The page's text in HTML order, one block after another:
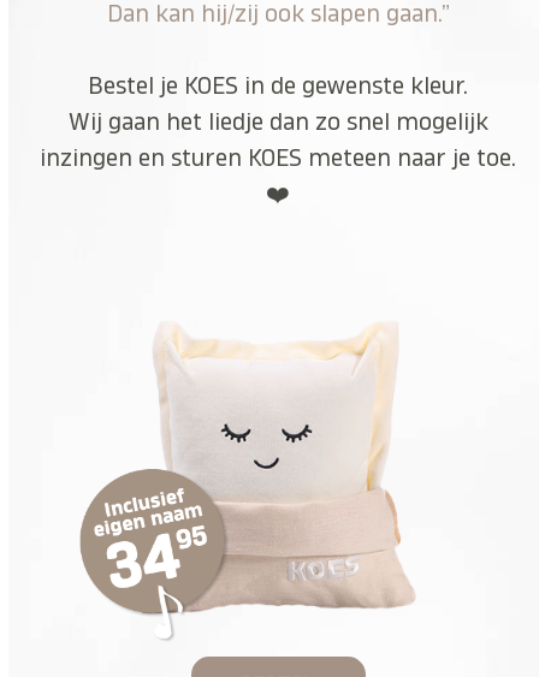
Dan kan hij/zij ook slapen gaan.”
Bestel je KOES in de gewenste kleur.
Wij gaan het liedje dan zo snel mogelijk
inzingen en sturen KOES meteen naar je toe.
❤️